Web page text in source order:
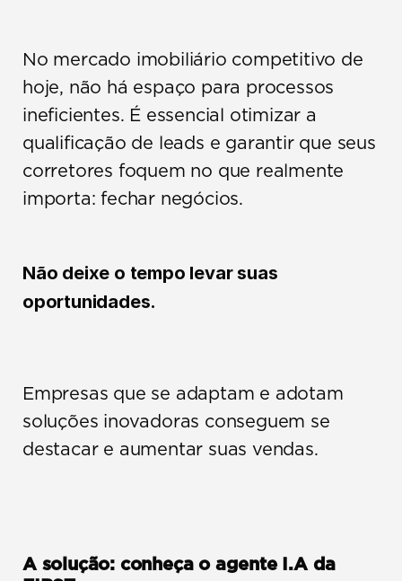
No mercado imobiliário competitivo de
hoje, não há espaço para processos
ineficientes. É essencial otimizar a
qualificação de leads e garantir que seus
corretores foquem no que realmente
importa: fechar negócios.
Não deixe o tempo levar suas
oportunidades.
Empresas que se adaptam e adotam
soluções inovadoras conseguem se
destacar e aumentar suas vendas.
A solução: conheça o agente I.A da